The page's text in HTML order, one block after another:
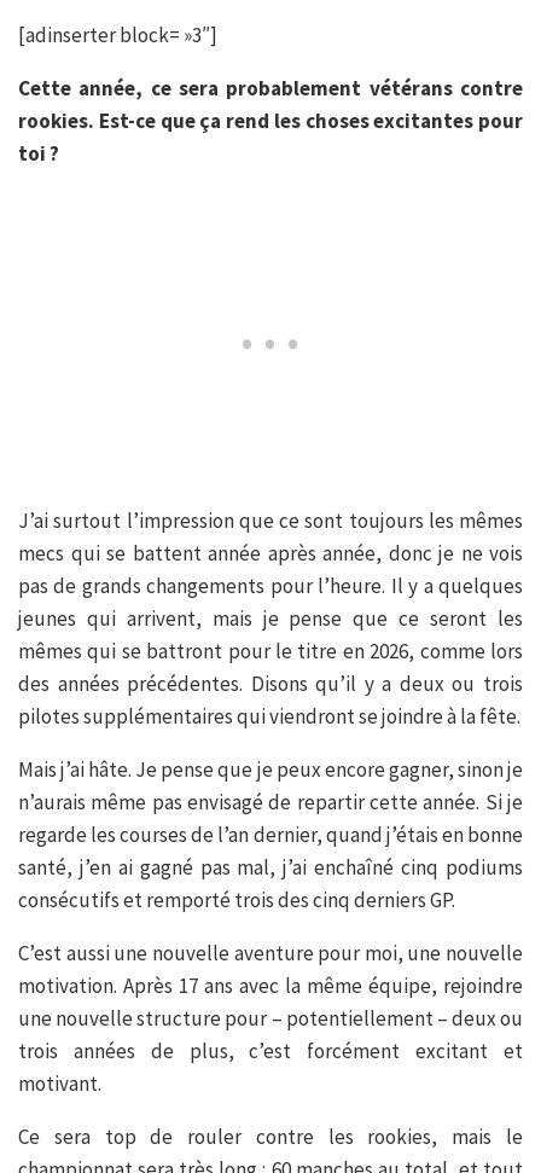
[adinserter block= »3″]
Cette année, ce sera probablement vétérans contre
rookies. Est-ce que ça rend les choses excitantes pour
toi ?
J’ai surtout l’impression que ce sont toujours les mêmes
mecs qui se battent année après année, donc je ne vois
pas de grands changements pour l’heure. Il y a quelques
jeunes qui arrivent, mais je pense que ce seront les
mêmes qui se battront pour le titre en 2026, comme lors
des années précédentes. Disons qu’il y a deux ou trois
pilotes supplémentaires qui viendront se joindre à la fête.
Mais j’ai hâte. Je pense que je peux encore gagner, sinon je
n’aurais même pas envisagé de repartir cette année. Si je
regarde les courses de l’an dernier, quand j’étais en bonne
santé, j’en ai gagné pas mal, j’ai enchaîné cinq podiums
consécutifs et remporté trois des cinq derniers GP.
C’est aussi une nouvelle aventure pour moi, une nouvelle
motivation. Après 17 ans avec la même équipe, rejoindre
une nouvelle structure pour – potentiellement – deux ou
trois années de plus, c’est forcément excitant et
motivant.
Ce sera top de rouler contre les rookies, mais le